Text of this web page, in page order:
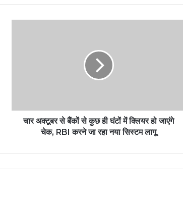
चार अक्टूबर से बैंकों से कुछ ही घंटों में क्लियर हो जाएंगे
चेक, RBI करने जा रहा नया सिस्टम लागू